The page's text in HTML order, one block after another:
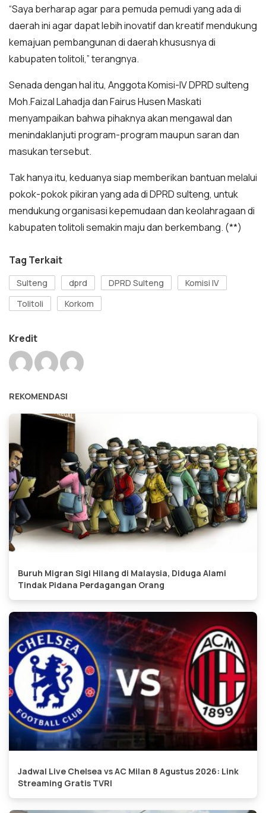
“Saya berharap agar para pemuda pemudi yang ada di
daerah ini agar dapat lebih inovatif dan kreatif mendukung
kemajuan pembangunan di daerah khususnya di
kabupaten tolitoli,” terangnya.
Senada dengan hal itu, Anggota Komisi-IV DPRD sulteng
Moh.Faizal Lahadja dan Fairus Husen Maskati
menyampaikan bahwa pihaknya akan mengawal dan
menindaklanjuti program-program maupun saran dan
masukan tersebut.
Tak hanya itu, keduanya siap memberikan bantuan melalui
pokok-pokok pikiran yang ada di DPRD sulteng, untuk
mendukung organisasi kepemudaan dan keolahragaan di
kabupaten tolitoli semakin maju dan berkembang. (**)
Tag Terkait
Sulteng dprd DPRD Sulteng
Komisi IV
Tolitoli
Korkom
Kredit
REKOMENDASI
Buruh Migran Sigi Hilang di Malaysia, Diduga Alami
Tindak Pidana Perdagangan Orang
Jadwal Live Chelsea vs AC Milan 8 Agustus 2026: Link
Streaming Gratis TVRI